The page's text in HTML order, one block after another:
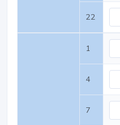
22
1
4
7